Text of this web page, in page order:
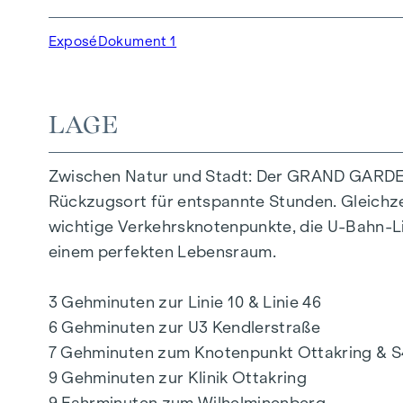
Generationen. Ein einladender
sodass die Kinder sorgenfrei und sicher
IHR ZUHAUSE MIT WEITBLICK UND
Im GRAND GARDEN wohnen Sie nicht nur –
Flair. Ein besonderes Merkmal bildet die
optimales Wohngefühl sorgt. Der vielfältige
Lebenskonzepte. Das Wohnprojekt bietet
eine nahtlose Verbindung zwischen Ihrem
HIGHLIGHTS
124 exklusive Eigentumswohnungen
ExposéDokument 1
LAGE
Zwischen Natur und Stadt: Der GRAND
Rückzugsort für entspannte Stunden.
wichtige Verkehrsknotenpunkte, die U-Bahn-
einem perfekten Lebensraum.
3 Gehminuten zur Linie 10 & Linie 46
6 Gehminuten zur U3 Kendlerstraße
7 Gehminuten zum Knotenpunkt Ottakring &
9 Gehminuten zur Klinik Ottakring